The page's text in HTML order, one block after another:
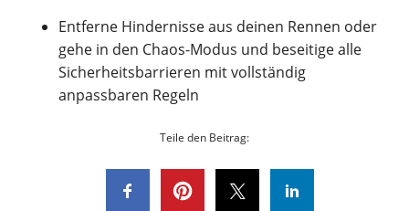
Entferne Hindernisse aus deinen Rennen oder
gehe in den Chaos-Modus und beseitige alle
Sicherheitsbarrieren mit vollständig
anpassbaren Regeln
Teile den Beitrag: